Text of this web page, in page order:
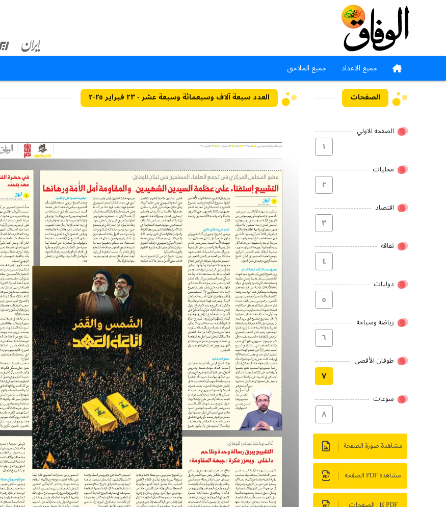
جميع الاعداد جميع الملاحق
الصفحات
الصفحه الاولي
۱
محلیات
۲
اقتصاد
۳
ثقاقه
٤
دولیات
٥
رياضة وسياحة
٦
طوفان الأقصى
۷
منوعات
۸
مشاهدة صورة الصفحة
مشاهدة PDF الصفحة
العدد سبعة آلاف وسبعمائة وسبعة عشر - ٢٣ فبراير ٢٠٢٥